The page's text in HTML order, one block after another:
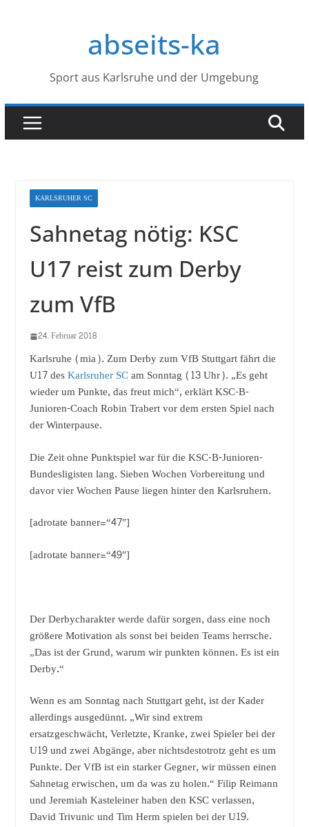
abseits-ka
Sport aus Karlsruhe und der Umgebung
KARLSRUHER SC
Sahnetag nötig: KSC
U17 reist zum Derby
zum VfB
24. Februar 2018
Karlsruhe (mia). Zum Derby zum VfB Stuttgart fährt die
U17 desKarlsruher SCam Sonntag (13 Uhr). „Es geht
wieder um Punkte, das freut mich“, erklärt KSC-B-
Junioren-Coach Robin Trabert vor dem ersten Spiel nach
der Winterpause.
Die Zeit ohne Punktspiel war für die KSC-B-Junioren-
Bundesligisten lang. Sieben Wochen Vorbereitung und
davor vier Wochen Pause liegen hinter den Karlsruhern.
[adrotate banner=“47″]
[adrotate banner=“49″]
Der Derbycharakter werde dafür sorgen, dass eine noch
größere Motivation als sonst bei beiden Teams herrsche.
„Das ist der Grund, warum wir punkten können. Es ist ein
Derby.“
Wenn es am Sonntag nach Stuttgart geht, ist der Kader
allerdings ausgedünnt. „Wir sind extrem
ersatzgeschwächt, Verletzte, Kranke, zwei Spieler bei der
U19 und zwei Abgänge, aber nichtsdestotrotz geht es um
Punkte. Der VfB ist ein starker Gegner, wir müssen einen
Sahnetag erwischen, um da was zu holen.“ Filip Reimann
und Jeremiah Kasteleiner haben den KSC verlassen,
David Trivunic und Tim Herm spielen bei der U19.